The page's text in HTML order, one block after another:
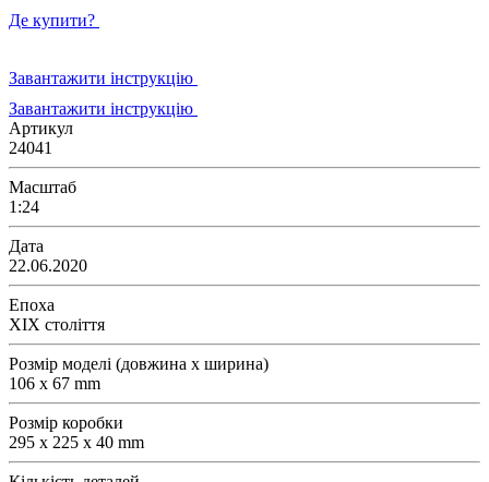
Де купити?
Завантажити інструкцію
Завантажити інструкцію
Артикул
24041
Масштаб
1:24
Дата
22.06.2020
Епоха
XIX століття
Розмір моделі (довжина х ширина)
106 x 67 mm
Розмір коробки
295 x 225 x 40 mm